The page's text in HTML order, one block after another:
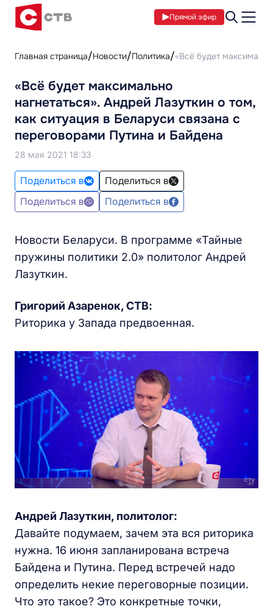
Прямой эфир
Главная страница Новости Политика «Всё будет
«Всё будет максимально
нагнетаться». Андрей Лазуткин о том,
как ситуация в Беларуси связана с
переговорами Путина и Байдена
28 мая 2021 18:33
Поделиться в
Поделиться в
Поделиться в
Поделиться в
Новости Беларуси. В программе «Тайные
пружины политики 2.0» политолог Андрей
Лазуткин.
Григорий Азаренок, СТВ:
Риторика у Запада предвоенная.
Андрей Лазуткин, политолог:
Давайте подумаем, зачем эта вся риторика
нужна. 16 июня запланирована встреча
Байдена и Путина. Перед встречей надо
определить некие переговорные позиции.
Что это такое? Это конкретные точки,